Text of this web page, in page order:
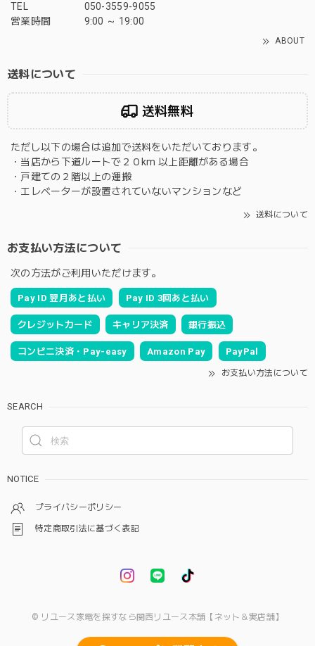
TEL
050-3559-9055
営業時間
9:00 ～ 19:00
ABOUT
送料について
送料無料
ただし以下の場合は追加で送料をいただいております。
・当店から下道ルートで２０km 以上距離がある場合
・戸建ての２階以上の運搬
・エレベーターが設置されていないマンションなど
送料について
お支払い方法について
次の方法がご利用いただけます。
Pay ID 翌月あと払い Pay ID 3回あと払い
クレジットカード キャリア決済 銀行振込
コンビニ決済・Pay-easy Amazon Pay PayPal
お支払い方法について
SEARCH
NOTICE
プライバシーポリシー
特定商取引法に基づく表記
© リユース家電を探すなら関西リユース本舗【ネット＆実店舗】